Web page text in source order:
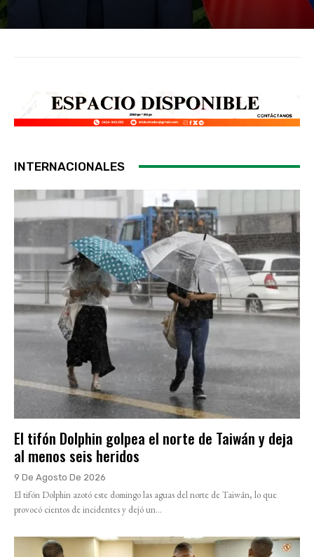
INTERNACIONALES
El tifón Dolphin golpea el norte de Taiwán y deja
al menos seis heridos
9 De Agosto De 2026
El tifón Dolphin azotó este domingo las aguas del norte de Taiwán, lo que
provocó cientos de incidentes y dejó un...